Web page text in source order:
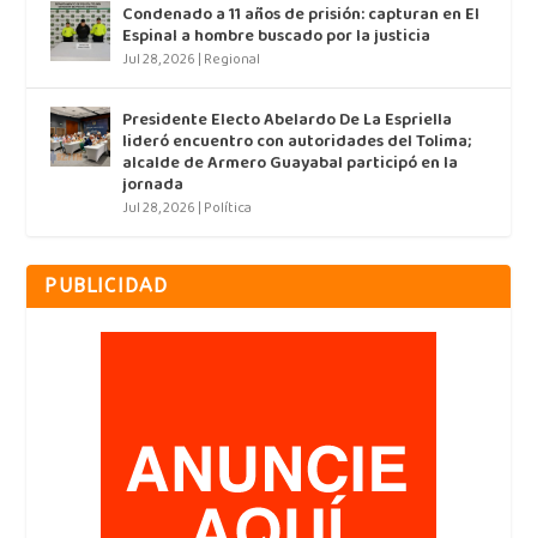
Condenado a 11 años de prisión: capturan en El
Espinal a hombre buscado por la justicia
Jul 28, 2026 | Regional
Presidente Electo Abelardo De La Espriella
lideró encuentro con autoridades del Tolima;
alcalde de Armero Guayabal participó en la
jornada
Jul 28, 2026 | Política
PUBLICIDAD